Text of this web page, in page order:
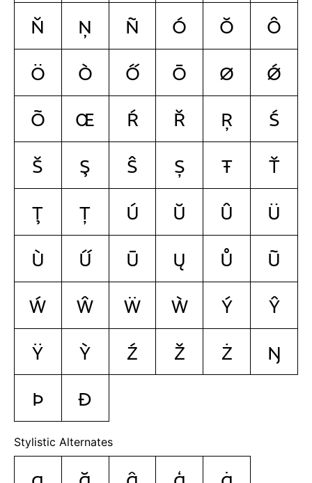
Ň
Ņ Ñ Ó Ŏ
Ô
Ö
Ò Ő Ō Ø
Ǿ
Õ
Œ Ŕ Ř Ŗ
Ś
Š
Ş Ŝ Ș Ŧ
Ť
Ţ
Ț Ú Ŭ Û
Ü
Ù
Ű Ū Ų Ů
Ũ
Ẃ
Ŵ Ẅ Ẁ Ý
Ŷ
Ÿ
Ỳ Ź Ž Ż
Ŋ
Þ
Ð
Stylistic Alternates